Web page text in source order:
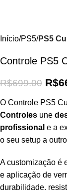
Início PS5 PS5
Controle PS5
R$699.00 R$
O Controle PS5
Controles une
profissional e a
o seu setup a
A customização é
e aplicação de
durabilidade,